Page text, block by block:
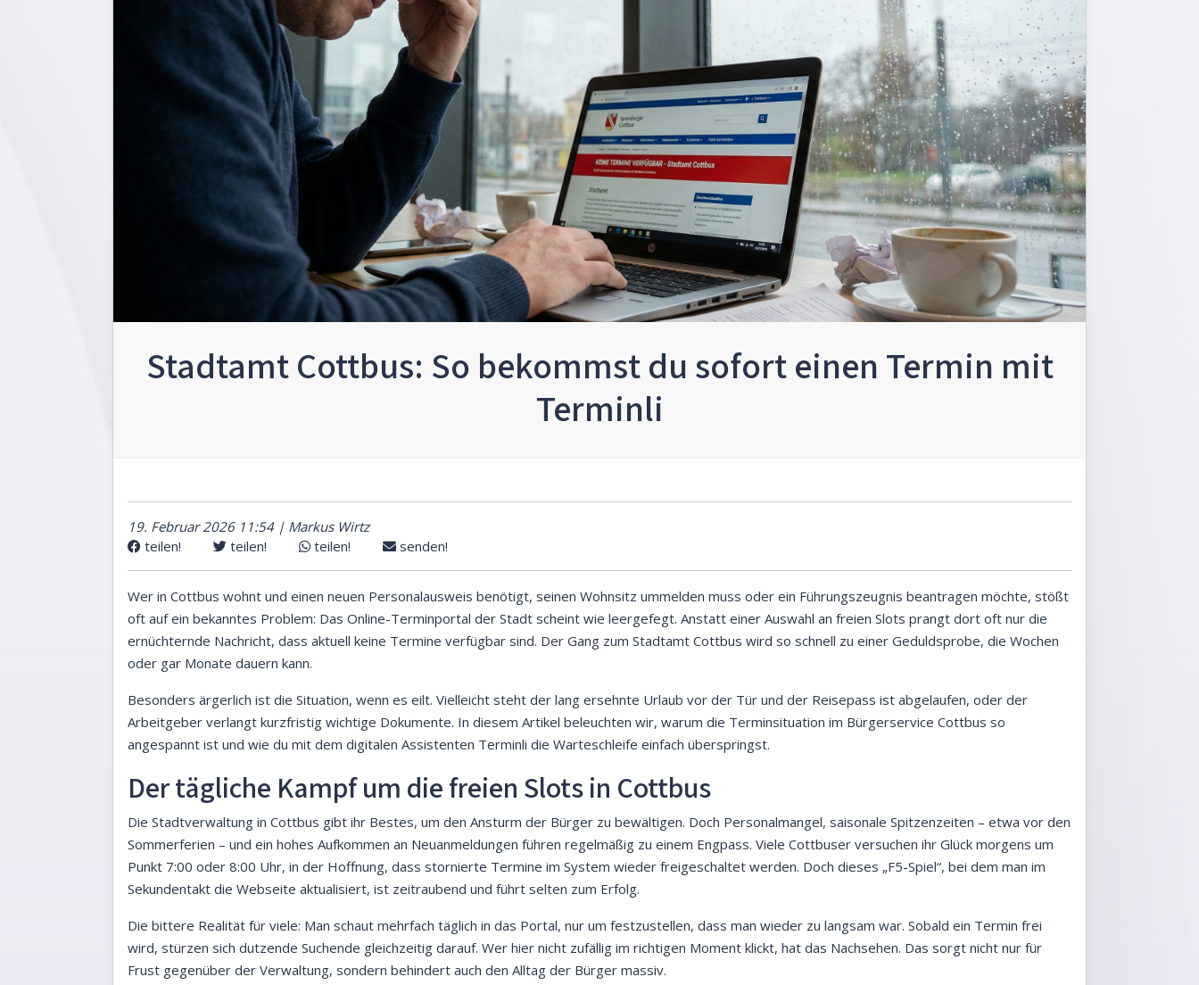
Stadtamt Cottbus: So bekommst du sofort einen Termin mit
Terminli
19. Februar 2026 11:54 | Markus Wirtz
teilen!
teilen! teilen! senden!
Wer in Cottbus wohnt und einen neuen Personalausweis benötigt, seinen Wohnsitz ummelden muss oder ein Führungszeugnis beantragen möchte, stößt
oft auf ein bekanntes Problem: Das Online-Terminportal der Stadt scheint wie leergefegt. Anstatt einer Auswahl an freien Slots prangt dort oft nur die
ernüchternde Nachricht, dass aktuell keine Termine verfügbar sind. Der Gang zum Stadtamt Cottbus wird so schnell zu einer Geduldsprobe, die Wochen
oder gar Monate dauern kann.
Besonders ärgerlich ist die Situation, wenn es eilt. Vielleicht steht der lang ersehnte Urlaub vor der Tür und der Reisepass ist abgelaufen, oder der
Arbeitgeber verlangt kurzfristig wichtige Dokumente. In diesem Artikel beleuchten wir, warum die Terminsituation im Bürgerservice Cottbus so
angespannt ist und wie du mit dem digitalen Assistenten Terminli die Warteschleife einfach überspringst.
Der tägliche Kampf um die freien Slots in Cottbus
Die Stadtverwaltung in Cottbus gibt ihr Bestes, um den Ansturm der Bürger zu bewältigen. Doch Personalmangel, saisonale Spitzenzeiten – etwa vor den
Sommerferien – und ein hohes Aufkommen an Neuanmeldungen führen regelmäßig zu einem Engpass. Viele Cottbuser versuchen ihr Glück morgens um
Punkt 7:00 oder 8:00 Uhr, in der Hoffnung, dass stornierte Termine im System wieder freigeschaltet werden. Doch dieses „F5-Spiel“, bei dem man im
Sekundentakt die Webseite aktualisiert, ist zeitraubend und führt selten zum Erfolg.
Die bittere Realität für viele: Man schaut mehrfach täglich in das Portal, nur um festzustellen, dass man wieder zu langsam war. Sobald ein Termin frei
wird, stürzen sich dutzende Suchende gleichzeitig darauf. Wer hier nicht zufällig im richtigen Moment klickt, hat das Nachsehen. Das sorgt nicht nur für
Frust gegenüber der Verwaltung, sondern behindert auch den Alltag der Bürger massiv.